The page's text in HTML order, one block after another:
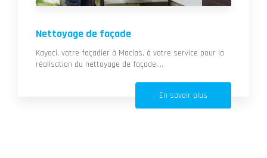
Nettoyage de façade
Kayaci, votre façadier à Maclas, à votre service pour la
réalisation du nettoyage de façade....
En savoir plus